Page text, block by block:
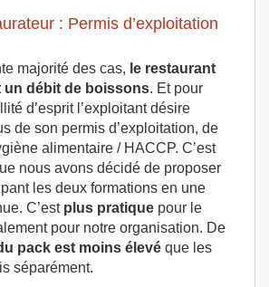
: Permis d’exploitation
majorité des cas, le restaurant
un débit de boissons. Et pour
d’esprit l’exploitant désire
de son permis d’exploitation, de
alimentaire / HACCP. C’est
nous avons décidé de proposer
les deux formations en une
C’est plus pratique pour le
pour notre organisation. De
pack est moins élevé que les
séparément.